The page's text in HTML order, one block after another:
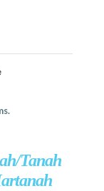
Tanah